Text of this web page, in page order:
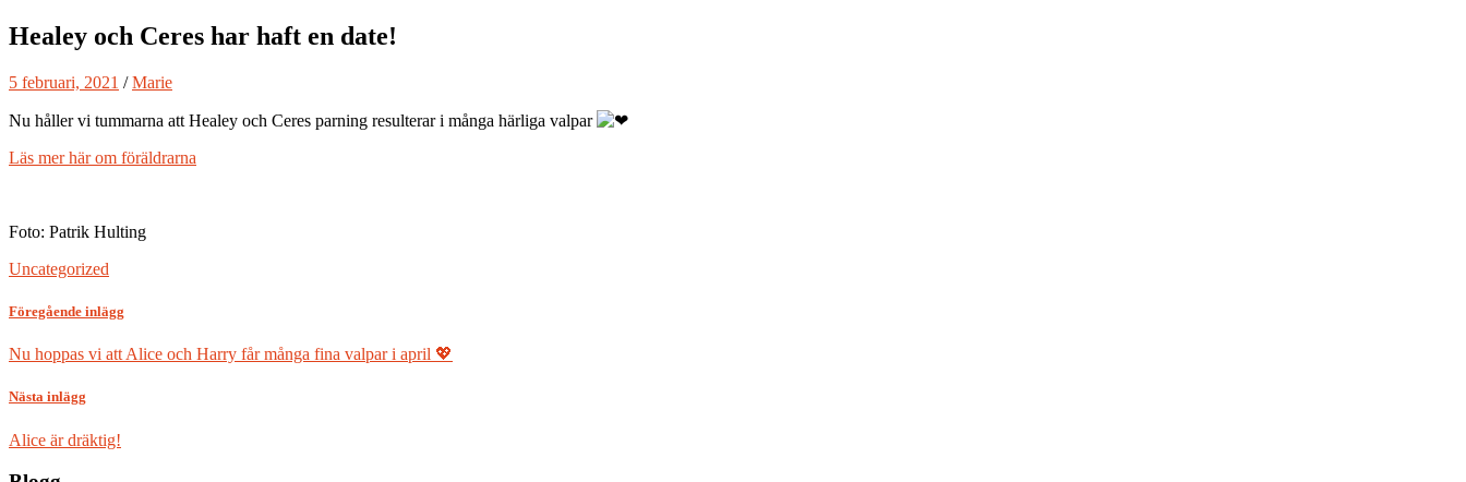
Healey och Ceres har haft en date!
5 februari, 2021 /Marie
Nu håller vi tummarna att Healey och Ceres parning resulterar i många härliga valpar
Läs mer här om föräldrarna
Foto: Patrik Hulting
Uncategorized
Föregående inlägg
Nu hoppas vi att Alice och Harry får många fina valpar i april 💖
Nästa inlägg
Alice är dräktig!